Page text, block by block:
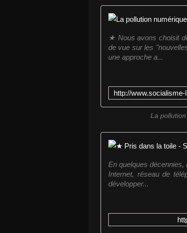
★ Nous avons choisit
de vue sur les
une approche a...
La
En quelques
Internet, réseau de
développer...